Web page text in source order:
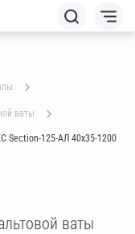
ваты
Section-125-АЛ 40х35-1200
ваты